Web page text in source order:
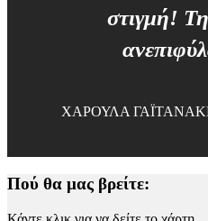
στιγμή!
ΧΑΡΟΥΛΑ
Πού θα μας βρείτε: